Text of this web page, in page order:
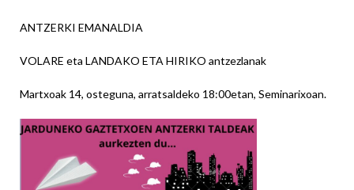
ANTZERKI EMANALDIA
VOLARE eta LANDAKO ETA HIRIKO antzezlanak
Martxoak 14, osteguna, arratsaldeko 18:00etan, Seminarixoan.